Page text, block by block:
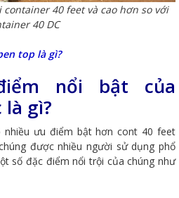
40 feet và cao hơn so với
40 DC
top là gì?
nổi bật của
gì?
nhiều ưu điểm bật hơn cont 40 feet
được nhiều người sử dụng phổ
số đặc điểm nổi trội của chúng như